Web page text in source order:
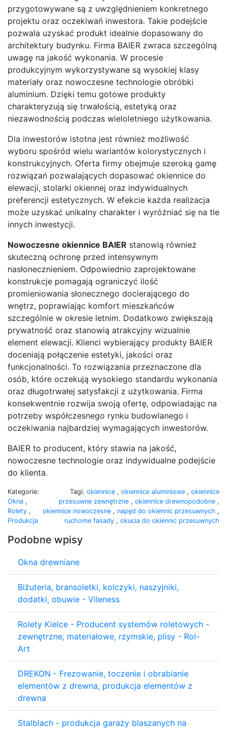
przygotowywane są z uwzględnieniem konkretnego
projektu oraz oczekiwań inwestora. Takie podejście
pozwala uzyskać produkt idealnie dopasowany do
architektury budynku. Firma BAIER zwraca szczególną
uwagę na jakość wykonania. W procesie
produkcyjnym wykorzystywane są wysokiej klasy
materiały oraz nowoczesne technologie obróbki
aluminium. Dzięki temu gotowe produkty
charakteryzują się trwałością, estetyką oraz
niezawodnością podczas wieloletniego użytkowania.
Dla inwestorów istotna jest również możliwość
wyboru spośród wielu wariantów kolorystycznych i
konstrukcyjnych. Oferta firmy obejmuje szeroką gamę
rozwiązań pozwalających dopasować okiennice do
elewacji, stolarki okiennej oraz indywidualnych
preferencji estetycznych. W efekcie każda realizacja
może uzyskać unikalny charakter i wyróżniać się na tle
innych inwestycji.
Nowoczesne okiennice BAIER stanowią również
skuteczną ochronę przed intensywnym
nasłonecznieniem. Odpowiednio zaprojektowane
konstrukcje pomagają ograniczyć ilość
promieniowania słonecznego docierającego do
wnętrz, poprawiając komfort mieszkańców
szczególnie w okresie letnim. Dodatkowo zwiększają
prywatność oraz stanowią atrakcyjny wizualnie
element elewacji. Klienci wybierający produkty BAIER
doceniają połączenie estetyki, jakości oraz
funkcjonalności. To rozwiązania przeznaczone dla
osób, które oczekują wysokiego standardu wykonania
oraz długotrwałej satysfakcji z użytkowania. Firma
konsekwentnie rozwija swoją ofertę, odpowiadając na
potrzeby współczesnego rynku budowlanego i
oczekiwania najbardziej wymagających inwestorów.
BAIER to producent, który stawia na jakość,
nowoczesne technologie oraz indywidualne podejście
do klienta.
Kategorie:
Okna ,
Rolety ,
Produkcja
Tagi: okiennice , okiennice aluminiowe , okiennice
przesuwne zewnętrzne , okiennice drewnopodobne ,
okiennice nowoczesne , napęd do okiennic przesuwnych ,
ruchome fasady , okucia do okiennic przesuwnych
Podobne wpisy
Okna drewniane
Biżuteria, bransoletki, kolczyki, naszyjniki,
dodatki, obuwie - Vileness
Rolety Kielce - Producent systemów roletowych -
zewnętrzne, materiałowe, rzymskie, plisy - Rol-
Art
DREKON - Frezowanie, toczenie i obrabianie
elementów z drewna, produkcja elementów z
drewna
Stalblach - produkcja garaży blaszanych na